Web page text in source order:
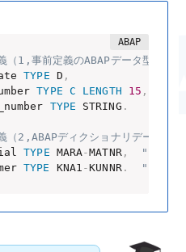
1,事前定義のABAPデータ型）
TYPE D ,
TYPE C LENGTH 15 ,
TYPE STRING .
2,ABAPディクショナリデータ型）
TYPE MARA-MATNR,
" MARA
TYPE KNA1 -KUNNR. " KNA1